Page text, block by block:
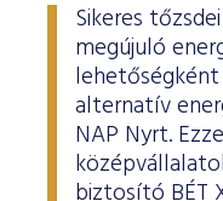
Sikeres
megújuló
lehetőségként
alternatív
NAP Nyrt.
biztosító BÉT